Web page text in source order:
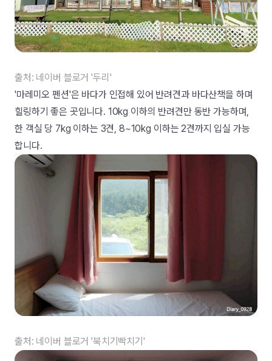
출처: 네이버 블로거 '두리'
'마레미오 펜션'은 바다가 인접해 있어 반려견과 바다산책을 하며
힐링하기 좋은 곳입니다. 10kg 이하의 반려견만 동반 가능하며,
한 객실 당 7kg 이하는 3견, 8~10kg 이하는 2견까지 입실 가능
합니다.
출처: 네이버 블로거 '북치기빡치기'